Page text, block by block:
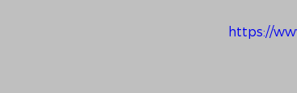
https://